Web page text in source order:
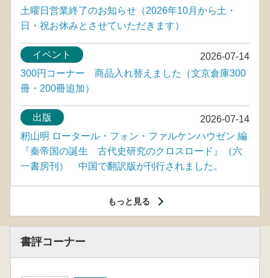
土曜日営業終了のお知らせ（2026年10月から土・
日・祝お休みとさせていただきます）
2026-07-14
イベント
300円コーナー 商品入れ替えました（文京倉庫300
冊・200冊追加）
2026-07-14
出版
籾山明 ロータール・フォン・ファルケンハウゼン 編
『秦帝国の誕生 古代史研究のクロスロード』（六
一書房刊） 中国で翻訳版が刊行されました。
もっと見る
書評コーナー